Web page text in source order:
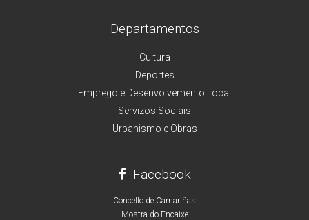
Departamentos
Cultura
Deportes
Emprego e Desenvolvemento Local
Servizos Sociais
Urbanismo e Obras
Facebook
Concello de Camariñas
Mostra do Encaixe